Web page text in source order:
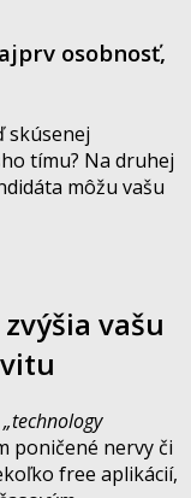
osobnosť,
skúsenej
tímu? Na druhej
môžu vašu
vašu
„technology
poničené nervy či
free aplikácií,